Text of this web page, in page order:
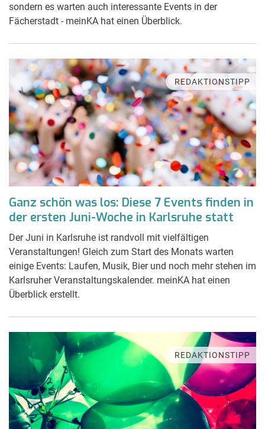
sondern es warten auch interessante Events in der
Fächerstadt - meinKA hat einen Überblick.
REDAKTIONSTIPP
Ganz schön was los: Diese 7 Events finden in
der ersten Juni-Woche in Karlsruhe statt
Der Juni in Karlsruhe ist randvoll mit vielfältigen
Veranstaltungen! Gleich zum Start des Monats warten
einige Events: Laufen, Musik, Bier und noch mehr stehen im
Karlsruher Veranstaltungskalender. meinKA hat einen
Überblick erstellt.
REDAKTIONSTIPP